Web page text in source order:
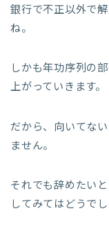
銀行で不正以外で
ね。
しかも年功序列の
上がっていきます。
だから、向いてな
ません。
それでも辞めたい
してみてはどうでし